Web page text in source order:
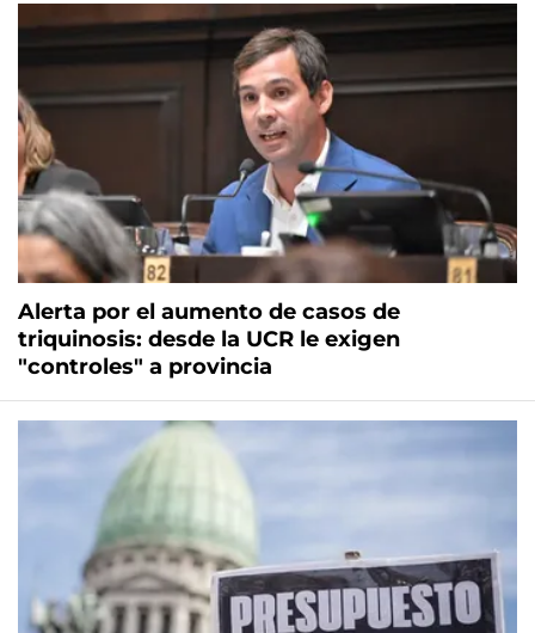
Alerta por el aumento de casos de
triquinosis: desde la UCR le exigen
"controles" a provincia